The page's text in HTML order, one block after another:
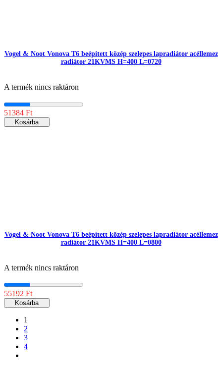
Vogel & Noot Vonova T6 beépített közép szelepes lapradiátor acéllemez
radiátor 21KVMS H=400 L=0720
A termék nincs raktáron
51384 Ft
Kosárba
Vogel & Noot Vonova T6 beépített közép szelepes lapradiátor acéllemez
radiátor 21KVMS H=400 L=0800
A termék nincs raktáron
55192 Ft
Kosárba
1
2
3
4